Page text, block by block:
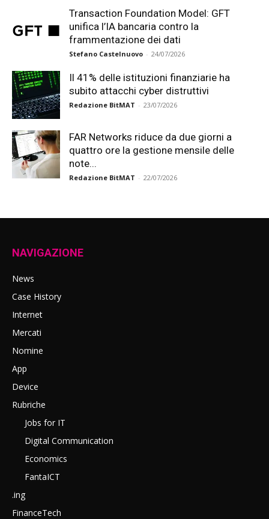
Transaction Foundation Model: GFT
unifica l’IA bancaria contro la
frammentazione dei dati
Stefano Castelnuovo - 24/07/2026
Il 41% delle istituzioni finanziarie ha
subito attacchi cyber distruttivi
Redazione BitMAT - 23/07/2026
FAR Networks riduce da due giorni a
quattro ore la gestione mensile delle
note...
Redazione BitMAT - 22/07/2026
NAVIGAZIONE
News
Case History
Internet
Mercati
Nomine
App
Device
Rubriche
Jobs for IT
Digital Communication
Economics
FantaICT
.ing
FinanceTech